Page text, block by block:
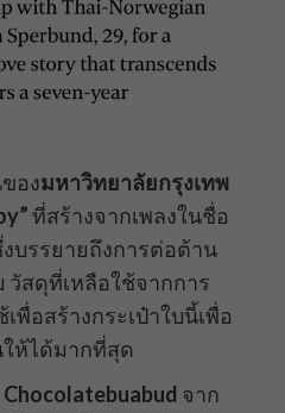
องมหาวิทยาลัยกรุงเทพ
ที่สร้างจากเพลงในชื่อ
งบรรยายถึงการต่อต้าน
สดุที่เหลือใช้จากการ
พื่อสร้างกระเป๋าใบนี้เพื่อ
ห้ได้มากที่สุด
Chocolatebuabud จาก